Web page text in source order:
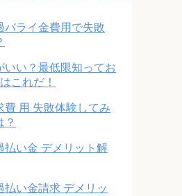
バライ金費用で失敗
い？最低限知ってお
これだ！
費 用 失敗体験してみ
？
払い金 デメリット解
い金請求 デメリッ